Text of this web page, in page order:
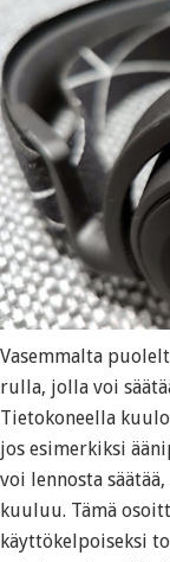
Vasemmalta
rulla, jolla voi
Tietokoneella
jos esimerkiksi
voi lennosta
kuuluu. Tämä
käyttökelpoiseksi